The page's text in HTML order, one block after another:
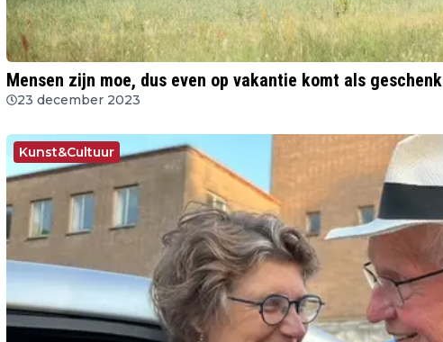
Mensen zijn moe, dus even op vakantie komt als geschenk
23 december 2023
Kunst&Cultuur